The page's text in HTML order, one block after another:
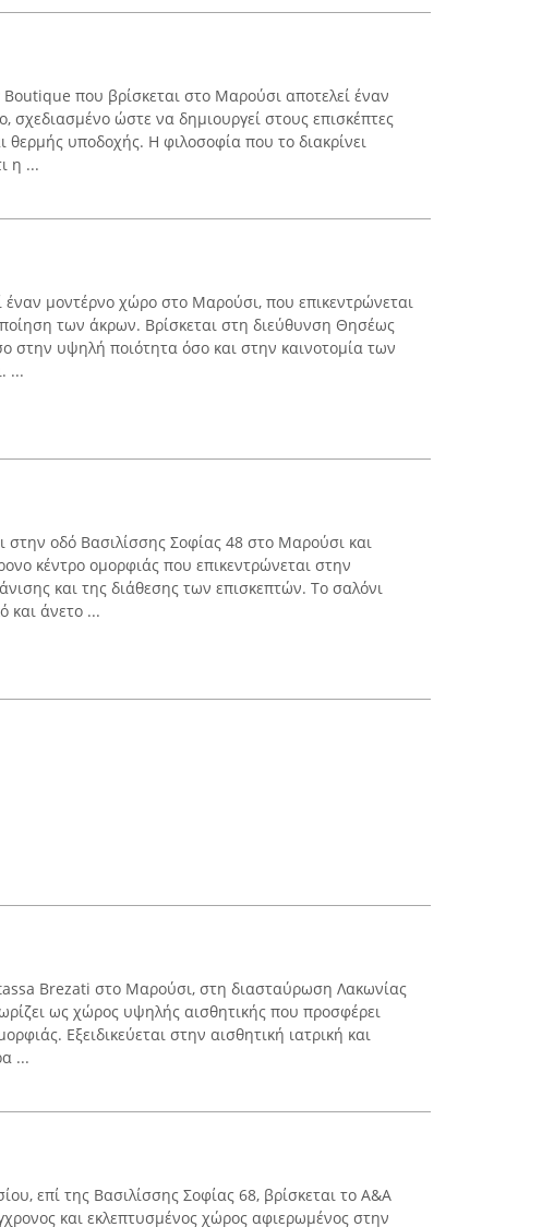
που βρίσκεται στο Μαρούσι αποτελεί έναν
σχεδιασμένο ώστε να δημιουργεί στους επισκέπτες
θερμής υποδοχής. Η φιλοσοφία που το διακρίνει
η ...
μοντέρνο χώρο στο Μαρούσι, που επικεντρώνεται
των άκρων. Βρίσκεται στη διεύθυνση Θησέως
στην υψηλή ποιότητα όσο και στην καινοτομία των
...
στην οδό Βασιλίσσης Σοφίας 48 στο Μαρούσι και
κέντρο ομορφιάς που επικεντρώνεται στην
και της διάθεσης των επισκεπτών. Το σαλόνι
και άνετο ...
Brezati στο Μαρούσι, στη διασταύρωση Λακωνίας
ως χώρος υψηλής αισθητικής που προσφέρει
Εξειδικεύεται στην αισθητική ιατρική και
...
επί της Βασιλίσσης Σοφίας 68, βρίσκεται το A&A
και εκλεπτυσμένος χώρος αφιερωμένος στην